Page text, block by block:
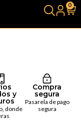
0
y
donde
Compra
segura
Pasarela de pago
segura